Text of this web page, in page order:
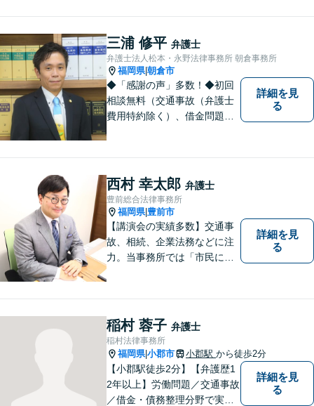
◆11260件の相談実績（令和1
～7年合計）
三浦 修平 弁護士
弁護士法人松本・永野法律事務所 朝倉事務所
福岡県|朝倉市
◆「感謝の声」多数！◆初回
相談無料（交通事故（弁護士
費用特約除く）、借金問題、
績（令和1～7年合計）
詳細を見
る
西村 幸太郎 弁護士
豊前総合法律事務所
福岡県| 豊前市
【講演会の実績多数】交通事
故、相続、企業法務などに注
力。当事務所では「市民に力
さまが前向きに人生を歩んで
いけるよう、全力でサポート
します。お気軽にご相談くだ
さい【休日面談可】【完全個
室】
詳細を見
る
稲村 蓉子 弁護士
稲村法律事務所
福岡県|小郡市 小郡駅 から徒歩2分
【小郡駅徒歩2分】【弁護歴1
2年以上】労働問題／交通事故
／借金・債務整理分野で実績
詳細を見
る